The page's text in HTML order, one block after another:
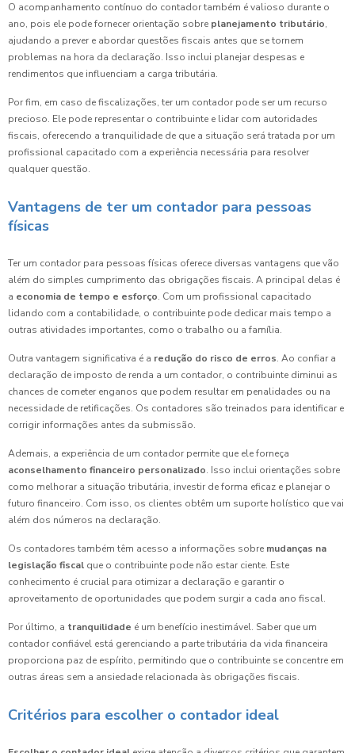
O acompanhamento contínuo do contador também é valioso durante o
ano, pois ele pode fornecer orientação sobre planejamento tributário,
ajudando a prever e abordar questões fiscais antes que se tornem
problemas na hora da declaração. Isso inclui planejar despesas e
rendimentos que influenciam a carga tributária.
Por fim, em caso de fiscalizações, ter um contador pode ser um recurso
precioso. Ele pode representar o contribuinte e lidar com autoridades
fiscais, oferecendo a tranquilidade de que a situação será tratada por um
profissional capacitado com a experiência necessária para resolver
qualquer questão.
Vantagens de ter um contador para pessoas
físicas
Ter um contador para pessoas físicas oferece diversas vantagens que vão
além do simples cumprimento das obrigações fiscais. A principal delas é
a economia de tempo e esforço. Com um profissional capacitado
lidando com a contabilidade, o contribuinte pode dedicar mais tempo a
outras atividades importantes, como o trabalho ou a família.
Outra vantagem significativa é a redução do risco de erros. Ao confiar a
declaração de imposto de renda a um contador, o contribuinte diminui as
chances de cometer enganos que podem resultar em penalidades ou na
necessidade de retificações. Os contadores são treinados para identificar e
corrigir informações antes da submissão.
Ademais, a experiência de um contador permite que ele forneça
aconselhamento financeiro personalizado. Isso inclui orientações sobre
como melhorar a situação tributária, investir de forma eficaz e planejar o
futuro financeiro. Com isso, os clientes obtêm um suporte holístico que vai
além dos números na declaração.
Os contadores também têm acesso a informações sobre mudanças na
legislação fiscal que o contribuinte pode não estar ciente. Este
conhecimento é crucial para otimizar a declaração e garantir o
aproveitamento de oportunidades que podem surgir a cada ano fiscal.
Por último, a tranquilidade é um benefício inestimável. Saber que um
contador confiável está gerenciando a parte tributária da vida financeira
proporciona paz de espírito, permitindo que o contribuinte se concentre em
outras áreas sem a ansiedade relacionada às obrigações fiscais.
Critérios para escolher o contador ideal